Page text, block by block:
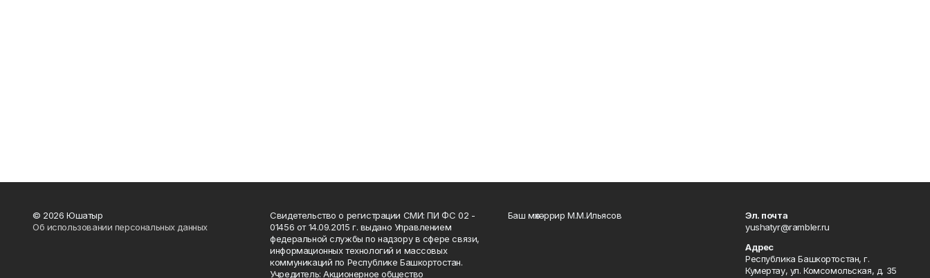
© 2026 Юшатыр
Об использовании персональных данных
Свидетельство о регистрации СМИ: ПИ ФС 02 -
01456 от 14.09.2015 г. выдано Управлением
федеральной службы по надзору в сфере связи,
информационных технологий и массовых
коммуникаций по Республике Башкортостан.
Учредитель: Акционерное общество
Баш мөхәррир М.М.Ильясов
Эл. почта
yushatyr@rambler.ru
Адрес
Республика Башкортостан, г.
Кумертау, ул. Комсомольская, д. 35